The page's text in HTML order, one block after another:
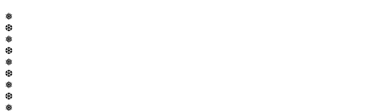
❅
❆
❅
❆
❅
❆
❅
❆
❅